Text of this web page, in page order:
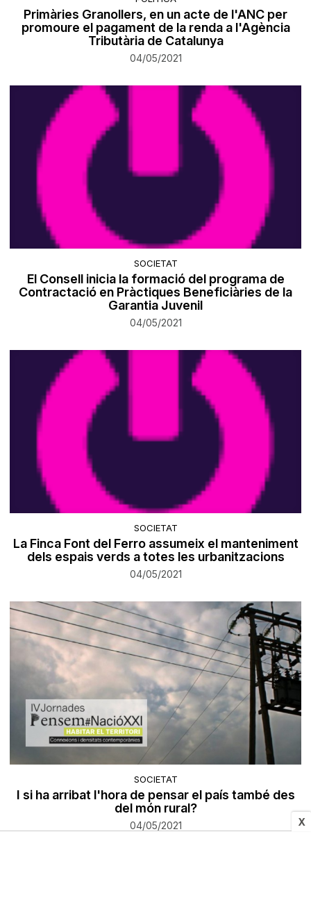
X
Primàries Granollers, en un acte de l'ANC per
promoure el pagament de la renda a l'Agència
Tributària de Catalunya
04/05/2021
SOCIETAT
El Consell inicia la formació del programa de
Contractació en Pràctiques Beneficiàries de la
Garantia Juvenil
04/05/2021
SOCIETAT
La Finca Font del Ferro assumeix el manteniment
dels espais verds a totes les urbanitzacions
04/05/2021
SOCIETAT
I si ha arribat l'hora de pensar el país també des
del món rural?
04/05/2021